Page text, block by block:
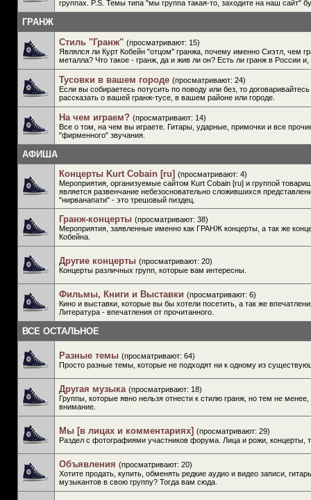
группах. P.S. Темы типа "мы группа такая-то, заходите на наш сайт"
ГРАНЖ
Стиль "Гранж" (просматривают: 15)
Являлся ли Курт Кобейн "отцом" гранжа, почему именно Сиэтл, чем
металла? Что такое - гранж, да и жив ли он? Есть ли гранж в России и,
Тусовки в вашем городе (просматривают: 24)
Если вы собираетесь потусить по поводу или без, то
рассказать о вашей гранж-тусе, в вашем районе или городе.
На чем играем? (просматривают: 14)
Все о том, на чем вы играете. Гитары, ударные, примочки и все
"фирменного" звучания.
АФИША
Концерты Kurt Cobain [ru] (просматривают: 4)
Мероприятия, организуемые сайтом Kurt Cobain [ru] и группой
является развенчание небезосновательно сложившихся
"нирванапати" - это трешовый пиздец.
Гранж-концерты (просматривают: 38)
Мероприятия, заявленные именно как ГРАНЖ концерты, а так же
Кобейна.
Другие концерты (просматривают: 20)
Концерты различных групп, которые вам интересны.
Фильмы, Книги и Выставки (просматривают: 6)
Кино и выставки, которые вы бы хотели посетить, а так же
Литература - впечатления от прочитанного.
ВСЕ ОСТАЛЬНОЕ
Разные темы (просматривают: 64)
Просто разные темы, которые не подходят ни к одному из
Другая музыка (просматривают: 18)
Группы, которые явно нельзя отнести к стилю гранж, но тем не менее,
внимание.
Мы [в лицах и комментариях] (просматривают: 29)
Раздел с фотографиями участников форума. Лица и рожи, концерты,
Объявления (просматривают: 20)
Хотите продать, купить, обменять редкие аудио и видео записи,
музыкантов в свою группу? Тогда вам сюда.